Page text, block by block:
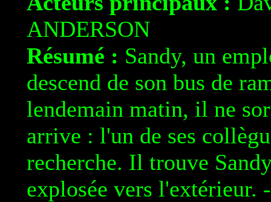
ANDERSON
Résumé : Sandy, un
descend de son bus de
lendemain matin, il ne
arrive : l'un de ses
recherche. Il trouve
explosée vers l'extérieur.